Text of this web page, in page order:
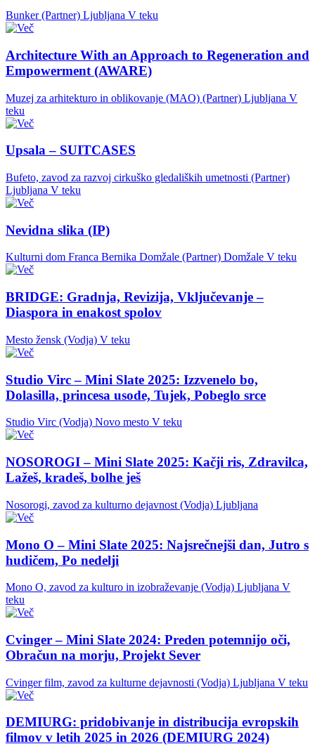
Bunker (Partner) Ljubljana V teku
Architecture With an Approach to Regeneration and
Empowerment (AWARE)
Muzej za arhitekturo in oblikovanje (MAO) (Partner) Ljubljana V
teku
Upsala – SUITCASES
Bufeto, zavod za razvoj cirkuško gledaliških umetnosti (Partner)
Ljubljana V teku
Nevidna slika (IP)
Kulturni dom Franca Bernika Domžale (Partner) Domžale V teku
BRIDGE: Gradnja, Revizija, Vključevanje –
Diaspora in enakost spolov
Mesto žensk (Vodja) V teku
Studio Virc – Mini Slate 2025: Izzvenelo bo,
Dolasilla, princesa usode, Tujek, Pobeglo srce
Studio Virc (Vodja) Novo mesto V teku
NOSOROGI – Mini Slate 2025: Kačji ris, Zdravilca,
Lažeš, kradeš, bolhe ješ
Nosorogi, zavod za kulturno dejavnost (Vodja) Ljubljana
Mono O – Mini Slate 2025: Najsrečnejši dan, Jutro s
hudičem, Po nedelji
Mono O, zavod za kulturo in izobraževanje (Vodja) Ljubljana V
teku
Cvinger – Mini Slate 2024: Preden potemnijo oči,
Obračun na morju, Projekt Sever
Cvinger film, zavod za kulturne dejavnosti (Vodja) Ljubljana V teku
DEMIURG: pridobivanje in distribucija evropskih
filmov v letih 2025 in 2026 (DEMIURG 2024)